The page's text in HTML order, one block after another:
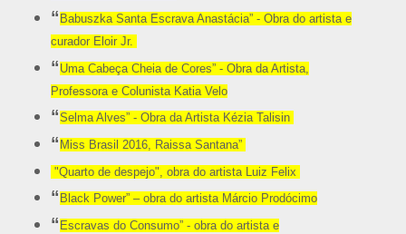
“Babuszka Santa Escrava Anastácia” - Obra do artista e
curador Eloir Jr.
“Uma Cabeça Cheia de Cores” - Obra da Artista,
Professora e Colunista Katia Velo
“Selma Alves” - Obra da Artista Kézia Talisin
“Miss Brasil 2016, Raissa Santana”
"Quarto de despejo", obra do artista Luiz Felix
“Black Power” – obra do artista Márcio Prodócimo
“Escravas do Consumo” - obra do artista e